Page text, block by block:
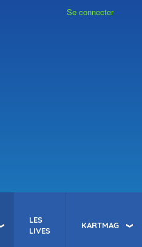
Se connecter
LES
LIVES
KARTMAG